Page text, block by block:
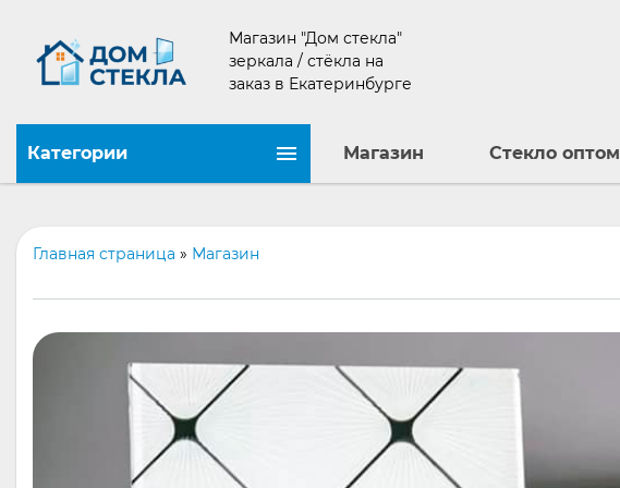
Магазин "Дом стекла"
зеркала / стёкла на
заказ в Екатеринбурге
Категории Магазин Стекло оптом
Главная страница » Магазин